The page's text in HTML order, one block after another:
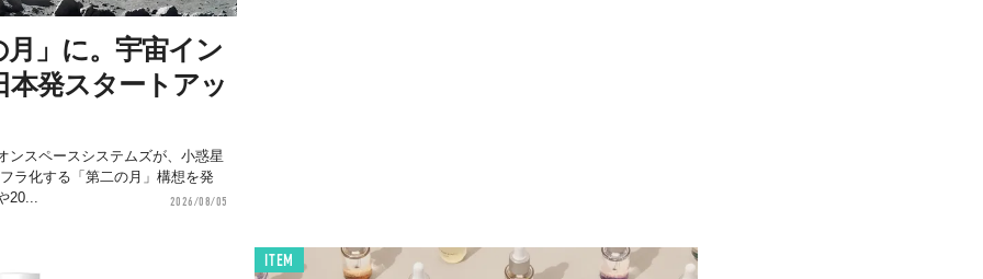
」に。宇宙イン
発スタートアッ
ンスペースシステムズが、小惑星
ラ化する「第二の月」構想を発
20...
2026/08/05
ITEM